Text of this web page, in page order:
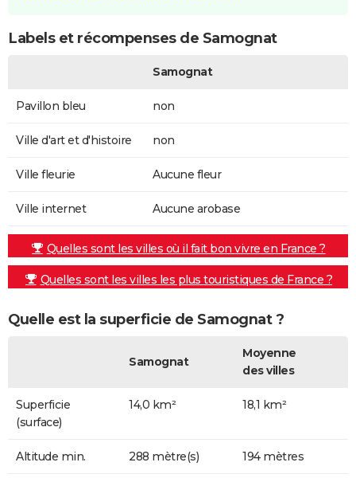
Labels et récompenses de Samognat
Samognat
Pavillon bleu non
Ville d'art et d'histoire non
Ville fleurie Aucune fleur
Ville internet Aucune arobase
Quelles sont les villes où il fait bon vivre en France ?
Quelles sont les villes les plus touristiques de France ?
Quelle est la superficie de Samognat ?
Samognat
Moyenne
des villes
Superficie
(surface)
14,0 km² 18,1 km²
Altitude min. 288 mètre(s) 194 mètres